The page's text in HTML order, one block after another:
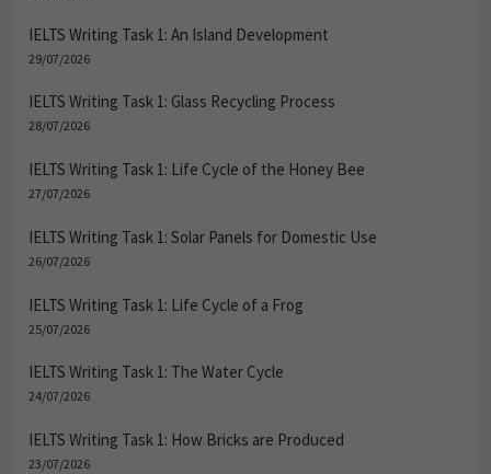
IELTS Writing Task 1: An Island Development
29/07/2026
IELTS Writing Task 1: Glass Recycling Process
28/07/2026
IELTS Writing Task 1: Life Cycle of the Honey Bee
27/07/2026
IELTS Writing Task 1: Solar Panels for Domestic Use
26/07/2026
IELTS Writing Task 1: Life Cycle of a Frog
25/07/2026
IELTS Writing Task 1: The Water Cycle
24/07/2026
IELTS Writing Task 1: How Bricks are Produced
23/07/2026